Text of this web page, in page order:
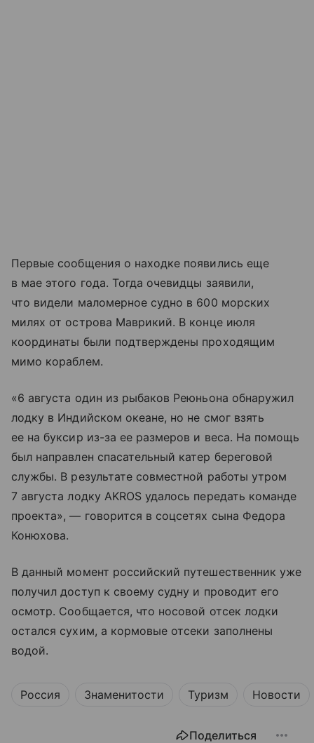
Первые сообщения о находке появились еще
в мае этого года. Тогда очевидцы заявили,
что видели маломерное судно в 600 морских
милях от острова Маврикий. В конце июля
координаты были подтверждены проходящим
мимо кораблем.
«6 августа один из рыбаков Реюньона обнаружил
лодку в Индийском океане, но не смог взять
ее на буксир из-за ее размеров и веса. На помощь
был направлен спасательный катер береговой
службы. В результате совместной работы утром
7 августа лодку AKROS удалось передать команде
проекта», — говорится в соцсетях сына Федора
Конюхова.
В данный момент российский путешественник уже
получил доступ к своему судну и проводит его
осмотр. Сообщается, что носовой отсек лодки
остался сухим, а кормовые отсеки заполнены
водой.
Россия Знаменитости Туризм Новости
Поделиться